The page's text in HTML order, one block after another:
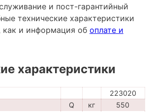
и пост-гарантийный
технические характеристики
как и информация об оплате и
характеристики
223020
Q кг
550